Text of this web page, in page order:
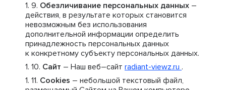
Обезличивание персональных данных –
действия, в результате которых становится
невозможным без использования
дополнительной информации определить
принадлежность персональных данных
к конкретному субъекту персональных данных.
Сайт – Наш веб–сайт radiant-viewz.ru .
Cookies – небольшой текстовый файл,